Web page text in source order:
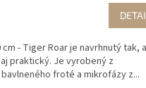
- Tiger Roar je navrhnutý tak,
praktický. Je vyrobený z
froté a mikrofázy z...